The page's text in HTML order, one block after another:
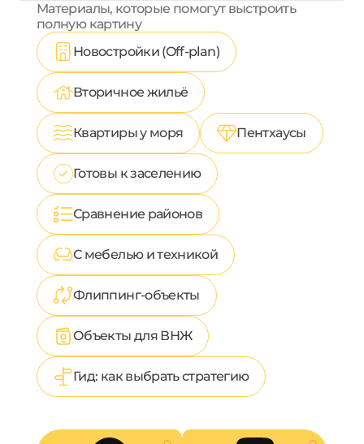
Материалы, которые помогут выстроить
полную картину
Новостройки (Off-plan)
Вторичное жильё
Квартиры у моря Пентхаусы
Готовы к заселению
Сравнение районов
С мебелью и техникой
Флиппинг-объекты
Объекты для ВНЖ
Гид: как выбрать стратегию